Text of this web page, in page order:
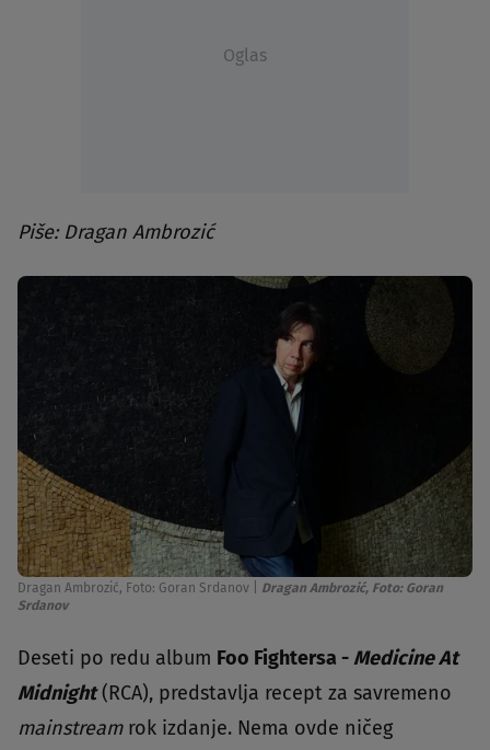
Oglas
Piše: Dragan Ambrozić
Dragan Ambrozić, Foto: Goran Srdanov
Dragan Ambrozić, Foto: Goran
Srdanov
Deseti po redu album Foo Fightersa -Medicine At
Midnight(RCA), predstavlja recept za savremeno
mainstreamrok izdanje. Nema ovde ničeg